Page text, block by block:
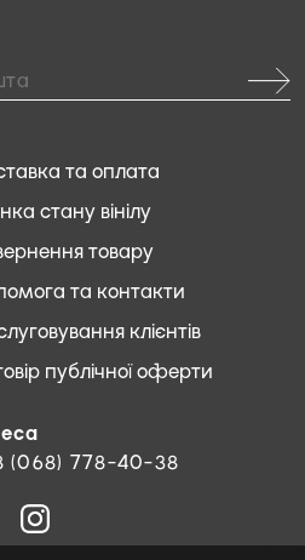
(068) 778-40-38
та оплата
стану вінілу
товару
та контакти
клієнтів
публічної оферти